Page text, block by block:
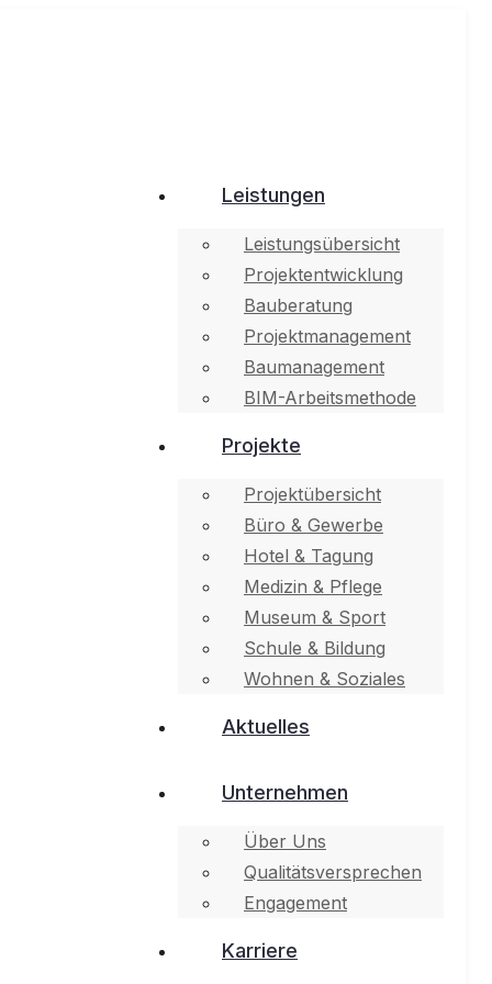
Leistungen
Leistungsübersicht
Projektentwicklung
Bauberatung
Projektmanagement
Baumanagement
BIM-Arbeitsmethode
Projekte
Projektübersicht
Büro & Gewerbe
Hotel & Tagung
Medizin & Pflege
Museum & Sport
Schule & Bildung
Wohnen & Soziales
Aktuelles
Unternehmen
Über Uns
Qualitätsversprechen
Engagement
Karriere